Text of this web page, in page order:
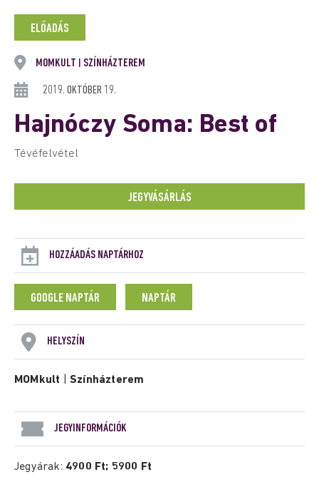
ELŐADÁS
MOMKULT SZÍNHÁZTEREM
2019. OKTÓBER 19.
Hajnóczy Soma: Best of
Tévéfelvétel
JEGYVÁSÁRLÁS
HOZZÁADÁS NAPTÁRHOZ
GOOGLE NAPTÁR NAPTÁR
HELYSZÍN
MOMkult |Színházterem
JEGYINFORMÁCIÓK
Jegyárak: 4900 Ft; 5900 Ft